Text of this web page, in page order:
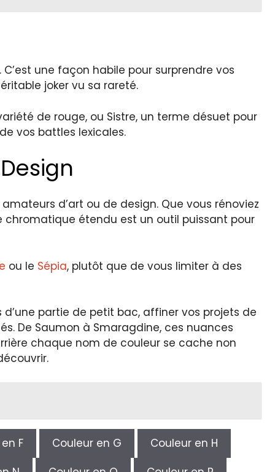
une façon habile pour surprendre vos
joker vu sa rareté.
de rouge, ou Sistre, un terme désuet pour
vos battles lexicales.
d’art ou de design. Que vous rénoviez
étendu est un outil puissant pour
ou le Sépia, plutôt que de vous limiter à des
partie de petit bac, affiner vos projets de
De Saumon à Smaragdine, ces nuances
chaque nom de couleur se cache non
F Couleur en G
Couleur en H